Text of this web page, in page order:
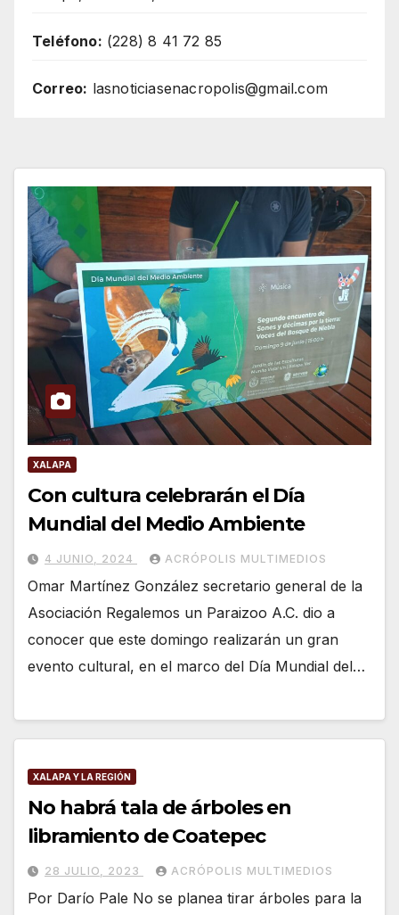
Teléfono: (228) 8 41 72 85
Correo: lasnoticiasenacropolis@gmail.com
XALAPA
Con cultura celebrarán el Día
Mundial del Medio Ambiente
4 JUNIO, 2024 ACRÓPOLIS MULTIMEDIOS
Omar Martínez González secretario general de la
Asociación Regalemos un Paraizoo A.C. dio a
conocer que este domingo realizarán un gran
evento cultural, en el marco del Día Mundial del…
XALAPA Y LA REGIÓN
No habrá tala de árboles en
libramiento de Coatepec
28 JULIO, 2023 ACRÓPOLIS MULTIMEDIOS
Por Darío Pale No se planea tirar árboles para la